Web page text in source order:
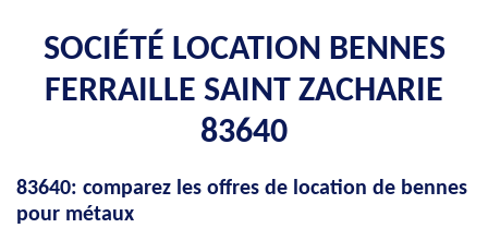
SOCIÉTÉ LOCATION BENNES
FERRAILLE SAINT ZACHARIE
83640
83640: comparez les offres de location de bennes
pour métaux